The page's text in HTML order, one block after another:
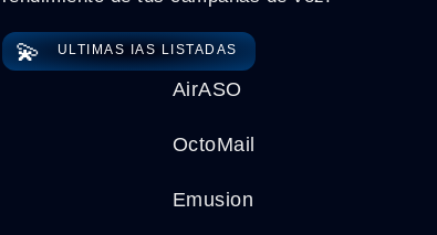
💫 ULTIMAS IAS LISTADAS
AirASO
OctoMail
Emusion